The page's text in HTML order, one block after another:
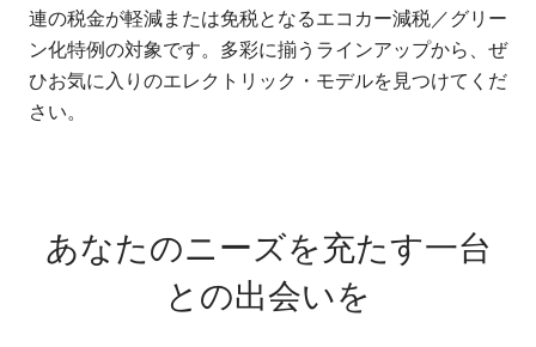
連の税金が軽減または免税となるエコカー減税／グリー
ン化特例の対象です。多彩に揃うラインアップから、ぜ
ひお気に入りのエレクトリック・モデルを見つけてくだ
さい。
あなたのニーズを充たす一台
との出会いを